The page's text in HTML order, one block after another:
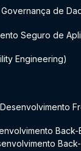
Governança de
Seguro de
Engineering)
Desenvolvimento
Back-